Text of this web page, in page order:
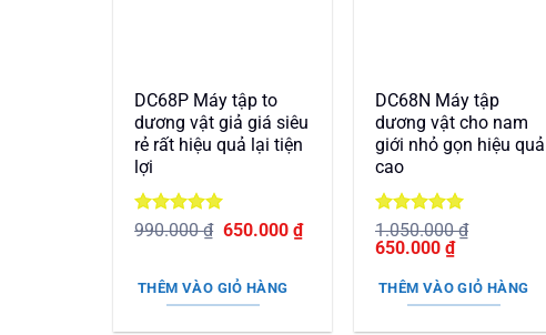
DC68P Máy tập to
dương vật giả giá siêu
rẻ rất hiệu quả lại tiện
lợi
Được xếp
5
990.000₫ Giá
990.000 ₫.
650.000 ₫Giá
hiện
650.000 ₫.
THÊM VÀO GIỎ HÀNG
DC68N Máy tập
dương vật cho nam
giới nhỏ gọn hiệu quả
cao
Được xếp
hạng55
1.050.000₫
Giá
là:
1.050.000 ₫.
650.000₫Giá
hiện
tại
là:
THÊM VÀO GIỎ HÀNG